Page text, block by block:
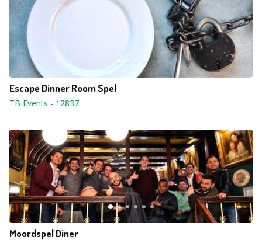
Escape Dinner Room Spel
TB Events - 12837
Moordspel Diner